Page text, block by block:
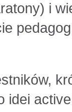
i
idei